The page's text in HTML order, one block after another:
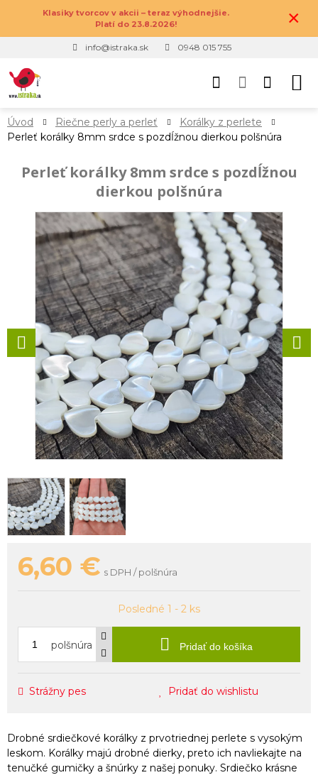
Klasiky tvorcov v akcii – teraz výhodnejšie.
Platí do 23.8.2026!
×
info@istraka.sk 0948 015 755
Úvod Riečne perly a perleť
Korálky z perlete
Perleť korálky 8mm srdce s pozdĺžnou dierkou polšnúra
Perleť korálky 8mm srdce s pozdĺžnou
dierkou polšnúra
6,60 € s DPH / polšnúra
Posledné 1 - 2 ks
polšnúra Pridať do košíka
Strážny pes Pridať do wishlistu
Drobné srdiečkové korálky z prvotriednej perlete s vysokým
leskom. Korálky majú drobné dierky, preto ich navliekajte na
tenučké gumičky a šnúrky z našej ponuky. Srdiečko krásne